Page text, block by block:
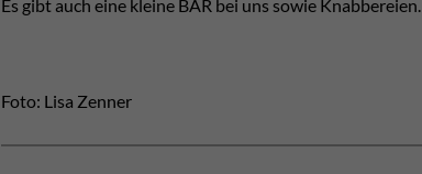
Es gibt auch eine kleine BAR bei uns sowie Knabbereien.
Foto: Lisa Zenner